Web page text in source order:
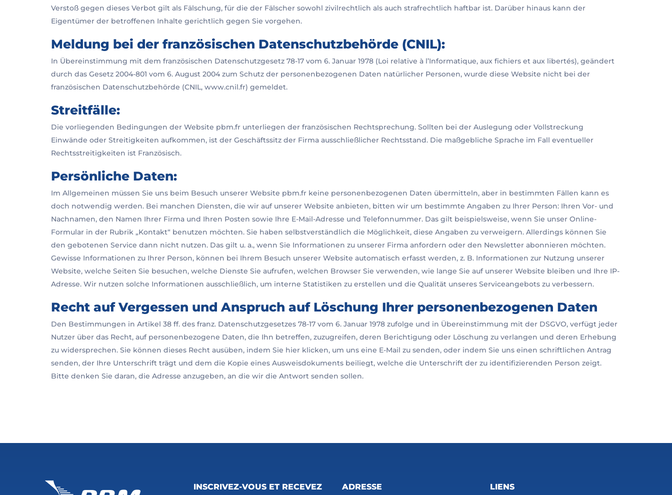
Verstoß gegen dieses Verbot gilt als Fälschung, für die der Fälscher sowohl zivilrechtlich als auch strafrechtlich haftbar ist. Darüber hinaus kann der
Eigentümer der betroffenen Inhalte gerichtlich gegen Sie vorgehen.
Meldung bei der französischen Datenschutzbehörde (CNIL):
In Übereinstimmung mit dem französischen Datenschutzgesetz 78-17 vom 6. Januar 1978 (Loi relative à l’Informatique, aux fichiers et aux libertés), geändert
durch das Gesetz 2004-801 vom 6. August 2004 zum Schutz der personenbezogenen Daten natürlicher Personen, wurde diese Website nicht bei der
französischen Datenschutzbehörde (CNIL, www.cnil.fr) gemeldet.
Streitfälle:
Die vorliegenden Bedingungen der Website pbm.fr unterliegen der französischen Rechtsprechung. Sollten bei der Auslegung oder Vollstreckung
Einwände oder Streitigkeiten aufkommen, ist der Geschäftssitz der Firma ausschließlicher Rechtsstand. Die maßgebliche Sprache im Fall eventueller
Rechtsstreitigkeiten ist Französisch.
Persönliche Daten:
Im Allgemeinen müssen Sie uns beim Besuch unserer Website pbm.fr keine personenbezogenen Daten übermitteln, aber in bestimmten Fällen kann es
doch notwendig werden. Bei manchen Diensten, die wir auf unserer Website anbieten, bitten wir um bestimmte Angaben zu Ihrer Person: Ihren Vor- und
Nachnamen, den Namen Ihrer Firma und Ihren Posten sowie Ihre E-Mail-Adresse und Telefonnummer. Das gilt beispielsweise, wenn Sie unser Online-
Formular in der Rubrik „Kontakt“ benutzen möchten. Sie haben selbstverständlich die Möglichkeit, diese Angaben zu verweigern. Allerdings können Sie
den gebotenen Service dann nicht nutzen. Das gilt u. a., wenn Sie Informationen zu unserer Firma anfordern oder den Newsletter abonnieren möchten.
Gewisse Informationen zu Ihrer Person, können bei Ihrem Besuch unserer Website automatisch erfasst werden, z. B. Informationen zur Nutzung unserer
Website, welche Seiten Sie besuchen, welche Dienste Sie aufrufen, welchen Browser Sie verwenden, wie lange Sie auf unserer Website bleiben und Ihre IP-
Adresse. Wir nutzen solche Informationen ausschließlich, um interne Statistiken zu erstellen und die Qualität unseres Serviceangebots zu verbessern.
Recht auf Vergessen und Anspruch auf Löschung Ihrer personenbezogenen Daten
Den Bestimmungen in Artikel 38 ff. des franz. Datenschutzgesetzes 78-17 vom 6. Januar 1978 zufolge und in Übereinstimmung mit der DSGVO, verfügt jeder
Nutzer über das Recht, auf personenbezogene Daten, die Ihn betreffen, zuzugreifen, deren Berichtigung oder Löschung zu verlangen und deren Erhebung
zu widersprechen. Sie können dieses Recht ausüben, indem Sie hier klicken, um uns eine E-Mail zu senden, oder indem Sie uns einen schriftlichen Antrag
senden, der Ihre Unterschrift trägt und dem die Kopie eines Ausweisdokuments beiliegt, welche die Unterschrift der zu identifizierenden Person zeigt.
Bitte denken Sie daran, die Adresse anzugeben, an die wir die Antwort senden sollen.
INSCRIVEZ-VOUS ET RECEVEZ
ADRESSE LIENS